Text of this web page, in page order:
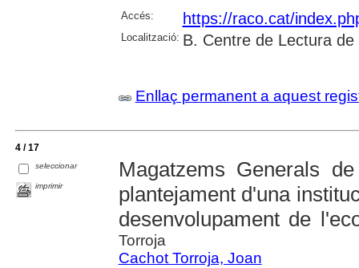
Accés: https://raco.cat/
Localització: B. Centre de Lectura de
Enllaç permanent a aquest
4 / 17
seleccionar
imprimir
Magatzems Generals
plantejament d'una
desenvolupament de
Torroja
Cachot Torroja, Joan